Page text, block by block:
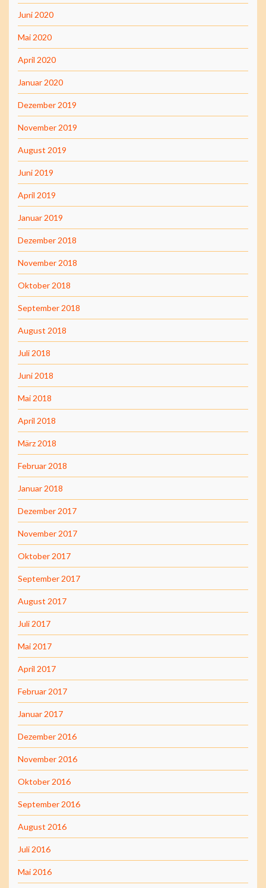
Juni 2020
Mai 2020
April 2020
Januar 2020
Dezember 2019
November 2019
August 2019
Juni 2019
April 2019
Januar 2019
Dezember 2018
November 2018
Oktober 2018
September 2018
August 2018
Juli 2018
Juni 2018
Mai 2018
April 2018
März 2018
Februar 2018
Januar 2018
Dezember 2017
November 2017
Oktober 2017
September 2017
August 2017
Juli 2017
Mai 2017
April 2017
Februar 2017
Januar 2017
Dezember 2016
November 2016
Oktober 2016
September 2016
August 2016
Juli 2016
Mai 2016